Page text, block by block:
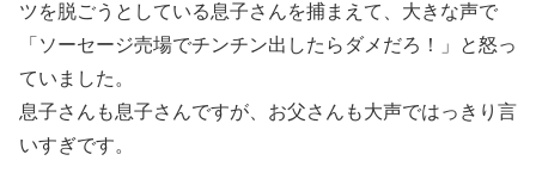
ツを脱ごうとしている息子さんを捕まえて、大きな声で
「ソーセージ売場でチンチン出したらダメだろ！」と怒っ
ていました。
息子さんも息子さんですが、お父さんも大声ではっきり言
いすぎです。